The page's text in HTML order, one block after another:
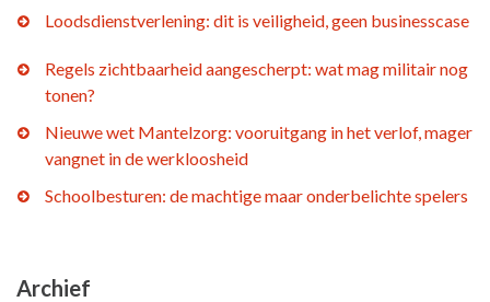
Loodsdienstverlening: dit is veiligheid, geen businesscase
Regels zichtbaarheid aangescherpt: wat mag militair nog
tonen?
Nieuwe wet Mantelzorg: vooruitgang in het verlof, mager
vangnet in de werkloosheid
Schoolbesturen: de machtige maar onderbelichte spelers
Archief